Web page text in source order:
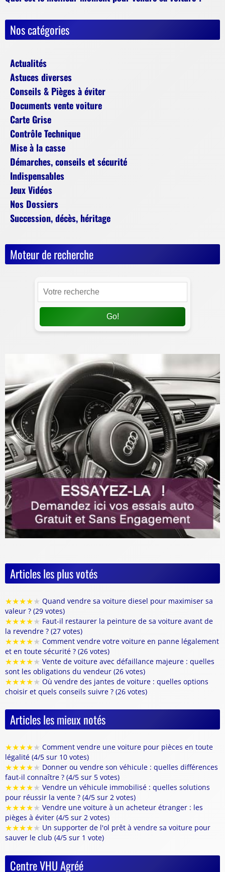
Nos catégories
Actualités
Astuces diverses
Conseils & Pièges à éviter
Documents vente voiture
Carte Grise
Contrôle Technique
Mise à la casse
Démarches, conseils et sécurité
Indispensables
Jeux Vidéos
Nos Dossiers
Succession, décès, héritage
Moteur de recherche
Go!
Articles les plus votés
★★★★★ Quand vendre sa voiture diesel pour maximiser sa
valeur ? (29 votes)
★★★★★ Faut-il restaurer la peinture de sa voiture avant de
la revendre ? (27 votes)
★★★★★ Comment vendre votre voiture en panne légalement
et en toute sécurité ? (26 votes)
★★★★★ Vente de voiture avec défaillance majeure : quelles
sont les obligations du vendeur (26 votes)
★★★★★ Où vendre des jantes de voiture : quelles options
choisir et quels conseils suivre ? (26 votes)
Articles les mieux notés
★★★★★ Comment vendre une voiture pour pièces en toute
légalité (4/5 sur 10 votes)
★★★★★ Donner ou vendre son véhicule : quelles différences
faut-il connaître ? (4/5 sur 5 votes)
★★★★★ Vendre un véhicule immobilisé : quelles solutions
pour réussir la vente ? (4/5 sur 2 votes)
★★★★★ Vendre une voiture à un acheteur étranger : les
pièges à éviter (4/5 sur 2 votes)
★★★★★ Un supporter de l'ol prêt à vendre sa voiture pour
sauver le club (4/5 sur 1 vote)
Centre VHU Agréé